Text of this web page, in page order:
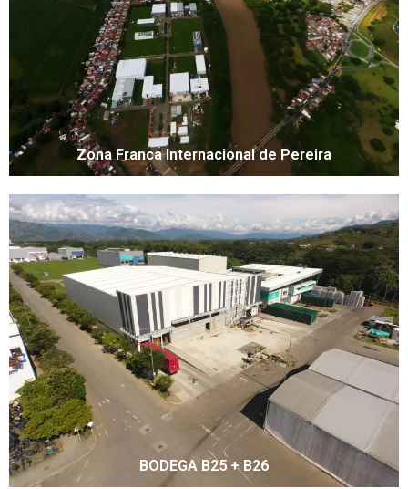
Zona Franca Internacional de Pereira
BODEGA B25 + B26